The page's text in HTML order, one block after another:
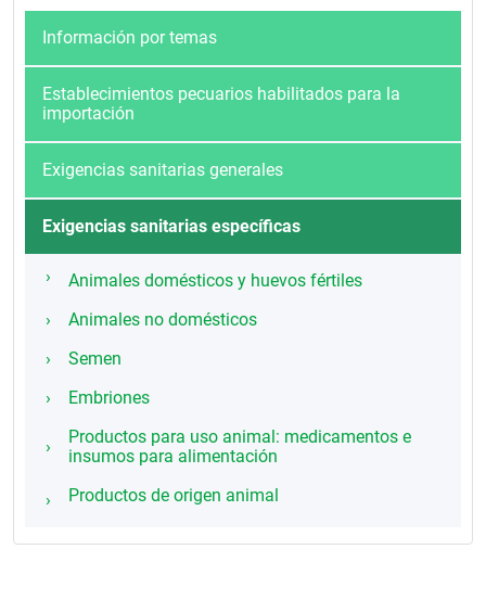
Información por temas
Establecimientos pecuarios habilitados para la
importación
Exigencias sanitarias generales
Exigencias sanitarias específicas
Animales domésticos y huevos fértiles
Animales no domésticos
Semen
Embriones
Productos para uso animal: medicamentos e
insumos para alimentación
Productos de origen animal